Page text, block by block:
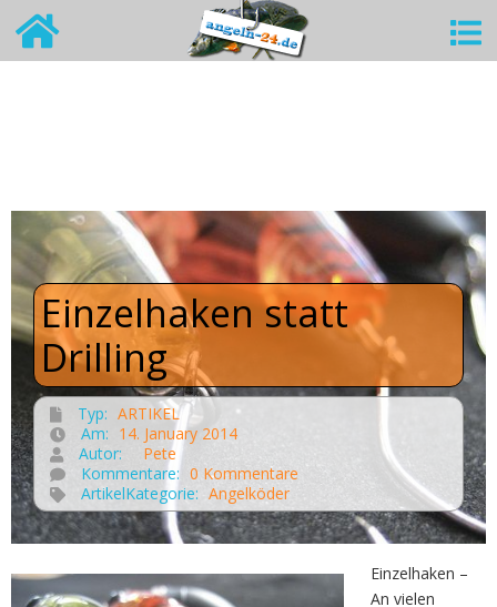
Einzelhaken statt
Drilling
Typ: ARTIKEL
Am: 14. January 2014
Autor:
Pete
Kommentare: 0 Kommentare
ArtikelKategorie: Angelköder
Einzelhaken –
An vielen